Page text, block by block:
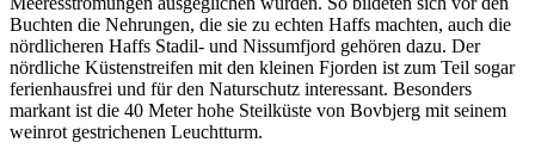
Buchten die Nehrungen, die sie zu echten Haffs machten, auch die
nördlicheren Haffs Stadil- und Nissumfjord gehören dazu. Der
nördliche Küstenstreifen mit den kleinen Fjorden ist zum Teil sogar
ferienhausfrei und für den Naturschutz interessant. Besonders
markant ist die 40 Meter hohe Steilküste von Bovbjerg mit seinem
weinrot gestrichenen Leuchtturm.